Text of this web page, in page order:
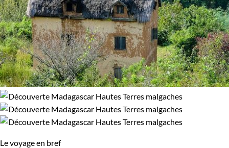
Le voyage en bref